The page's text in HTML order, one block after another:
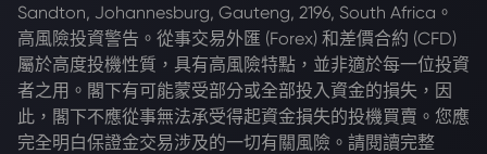
Sandton, Johannesburg, Gauteng, 2196, South Africa。
高風險投資警告。從事交易外匯 (Forex) 和差價合約 (CFD)
屬於高度投機性質，具有高風險特點，並非適於每一位投資
者之用。閣下有可能蒙受部分或全部投入資金的損失，因
此，閣下不應從事無法承受得起資金損失的投機買賣。您應
完全明白保證金交易涉及的一切有關風險。請閱讀完整